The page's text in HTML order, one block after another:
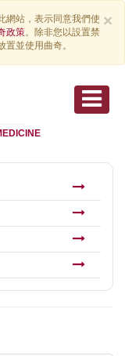
×
網站，表示同意我們使
政策。除非您以設置禁
並使用曲奇。